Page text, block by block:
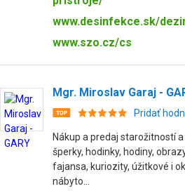
www.desinfekce.sk/
www.szo.cz/cs
Mgr. Miroslav Garaj -
Pridať
Nákup a predaj starožitností
šperky, hodinky, hodiny,
fajansa, kuriozity, úžitkové i
nábyto...